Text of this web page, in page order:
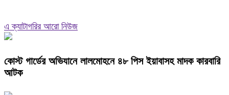
এ ক্যাটাগরির আরো নিউজ
কোস্ট গার্ডের অভিযানে লালমোহনে ৪৮ পিস ইয়াবাসহ মাদক কারবারি
আটক